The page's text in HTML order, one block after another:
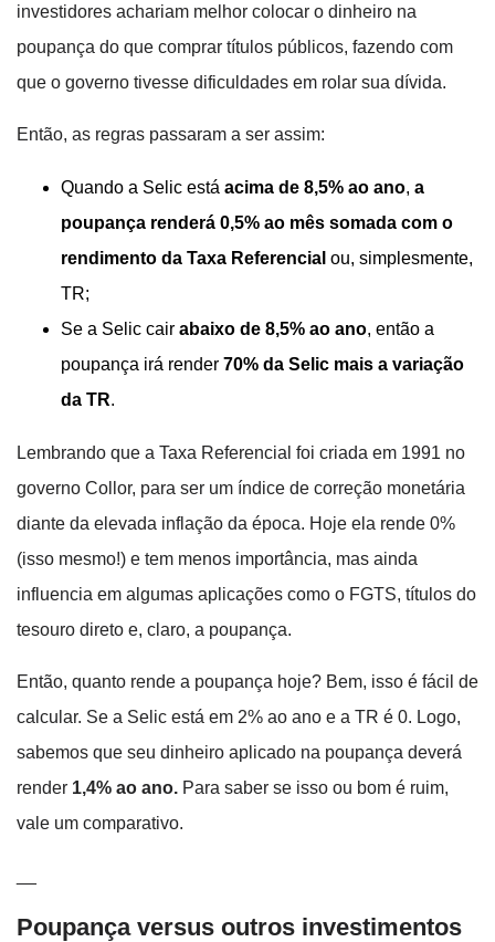
investidores achariam melhor colocar o dinheiro na
poupança do que comprar títulos públicos, fazendo com
que o governo tivesse dificuldades em rolar sua dívida.
Então, as regras passaram a ser assim:
Quando a Selic está acima de 8,5% ao ano, a
poupança renderá 0,5% ao mês somada com o
rendimento da Taxa Referencial ou, simplesmente,
TR;
Se a Selic cair abaixo de 8,5% ao ano, então a
poupança irá render 70% da Selic mais a variação
da TR.
Lembrando que a Taxa Referencial foi criada em 1991 no
governo Collor, para ser um índice de correção monetária
diante da elevada inflação da época. Hoje ela rende 0%
(isso mesmo!) e tem menos importância, mas ainda
influencia em algumas aplicações como o FGTS, títulos do
tesouro direto e, claro, a poupança.
Então, quanto rende a poupança hoje? Bem, isso é fácil de
calcular. Se a Selic está em 2% ao ano e a TR é 0. Logo,
sabemos que seu dinheiro aplicado na poupança deverá
render 1,4% ao ano. Para saber se isso ou bom é ruim,
vale um comparativo.
Poupança versus outros investimentos